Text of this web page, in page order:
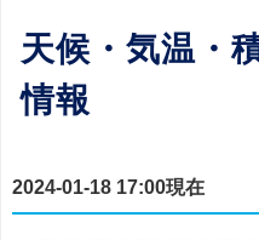
天候・気温・
情報
2024-01-18 17:00現在